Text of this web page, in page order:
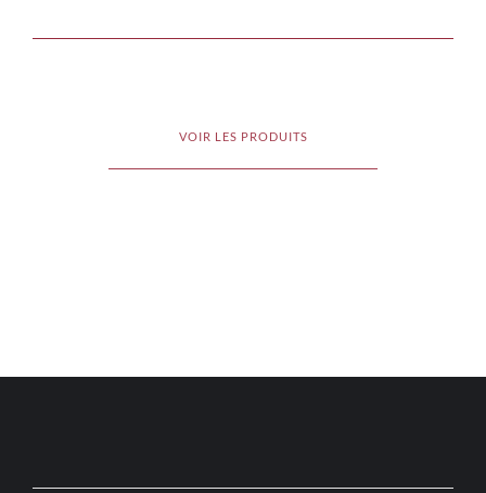
VOIR LES PRODUITS